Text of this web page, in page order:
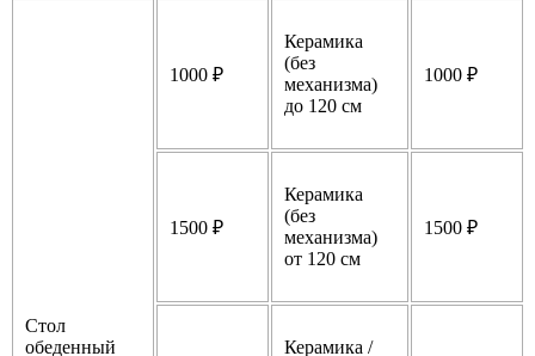
Стол
обеденный
1000 ₽
Керамика
(без
механизма)
до 120 см
1000 ₽
1500 ₽
Керамика
(без
механизма)
от 120 см
1500 ₽
Керамика /